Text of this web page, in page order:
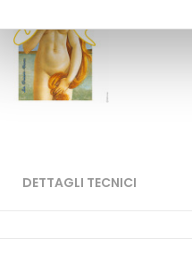
DETTAGLI TECNICI